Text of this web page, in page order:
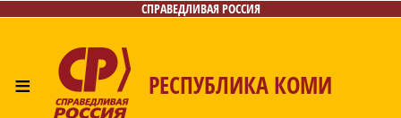
СПРАВЕДЛИВАЯ РОССИЯ
≡ РЕСПУБЛИКА КОМИ